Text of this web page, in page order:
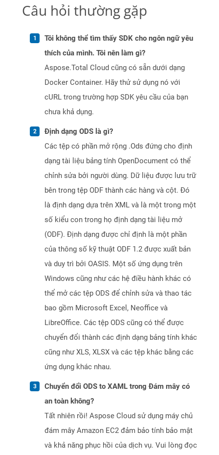
Câu hỏi thường gặp
Tôi không thể tìm thấy SDK cho ngôn ngữ yêu
thích của mình. Tôi nên làm gì?
Aspose.Total Cloud cũng có sẵn dưới dạng
Docker Container. Hãy thử sử dụng nó với
cURL trong trường hợp SDK yêu cầu của bạn
chưa khả dụng.
Định dạng ODS là gì?
Các tệp có phần mở rộng .Ods đứng cho định
dạng tài liệu bảng tính OpenDocument có thể
chỉnh sửa bởi người dùng. Dữ liệu được lưu trữ
bên trong tệp ODF thành các hàng và cột. Đó
là định dạng dựa trên XML và là một trong một
số kiểu con trong họ định dạng tài liệu mở
(ODF). Định dạng được chỉ định là một phần
của thông số kỹ thuật ODF 1.2 được xuất bản
và duy trì bởi OASIS. Một số ứng dụng trên
Windows cũng như các hệ điều hành khác có
thể mở các tệp ODS để chỉnh sửa và thao tác
bao gồm Microsoft Excel, Neoffice và
LibreOffice. Các tệp ODS cũng có thể được
chuyển đổi thành các định dạng bảng tính khác
cũng như XLS, XLSX và các tệp khác bằng các
ứng dụng khác nhau.
Chuyển đổi ODS to XAML trong Đám mây có
an toàn không?
Tất nhiên rồi! Aspose Cloud sử dụng máy chủ
đám mây Amazon EC2 đảm bảo tính bảo mật
và khả năng phục hồi của dịch vụ. Vui lòng đọc